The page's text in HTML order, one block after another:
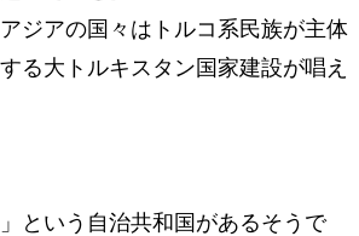
ジアの国々はトルコ系民族が主体
る大トルキスタン国家建設が唱え
という自治共和国があるそうで